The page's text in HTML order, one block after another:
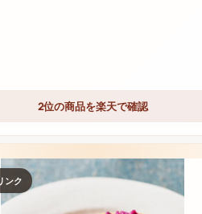
2位の商品を楽天で確認
ンク